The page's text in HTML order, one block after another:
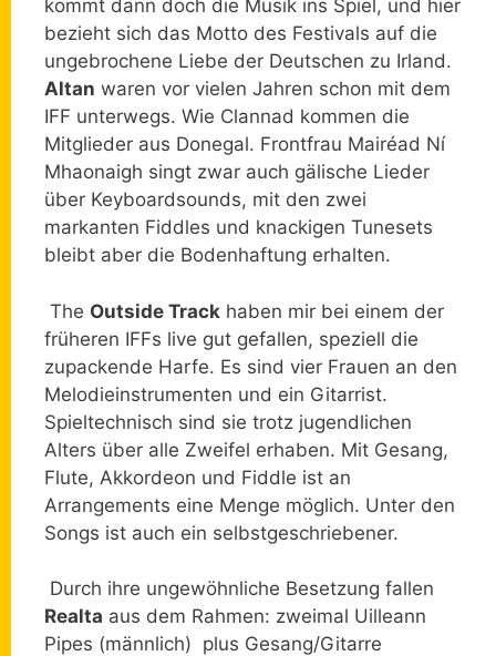
kommt dann doch die Musik ins Spiel, und hier
bezieht sich das Motto des Festivals auf die
ungebrochene Liebe der Deutschen zu Irland.
Altan waren vor vielen Jahren schon mit dem
IFF unterwegs. Wie Clannad kommen die
Mitglieder aus Donegal. Frontfrau Mairéad Ní
Mhaonaigh singt zwar auch gälische Lieder
über Keyboardsounds, mit den zwei
markanten Fiddles und knackigen Tunesets
bleibt aber die Bodenhaftung erhalten.
The Outside Track haben mir bei einem der
früheren IFFs live gut gefallen, speziell die
zupackende Harfe. Es sind vier Frauen an den
Melodieinstrumenten und ein Gitarrist.
Spieltechnisch sind sie trotz jugendlichen
Alters über alle Zweifel erhaben. Mit Gesang,
Flute, Akkordeon und Fiddle ist an
Arrangements eine Menge möglich. Unter den
Songs ist auch ein selbstgeschriebener.
Durch ihre ungewöhnliche Besetzung fallen
Realta aus dem Rahmen: zweimal Uilleann
Pipes (männlich) plus Gesang/Gitarre